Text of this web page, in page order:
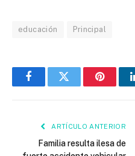
educación Principal
FacebookTwitter
ARTÍCULO ANTERIOR
Familia resulta ilesa de